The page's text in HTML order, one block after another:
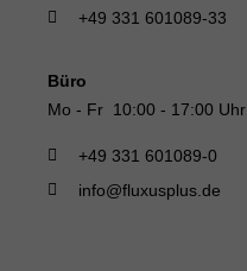
+49 331 601089-33
Büro
Mo - Fr 10:00 - 17:00 Uhr
+49 331 601089-0
info@fluxusplus.de